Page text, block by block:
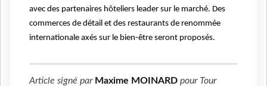
avec des partenaires hôteliers leader sur le marché. Des
commerces de détail et des restaurants de renommée
internationale axés sur le bien-être seront proposés.
Article signé par Maxime MOINARD pour Tour